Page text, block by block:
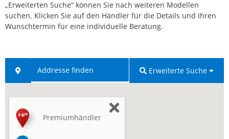
„Erweiterten Suche“ können Sie nach weiteren Modellen
suchen. Klicken Sie auf den Händler für die Details und Ihren
Wunschtermin für eine individuelle Beratung.
Erweiterte Suche
Premiumhändler